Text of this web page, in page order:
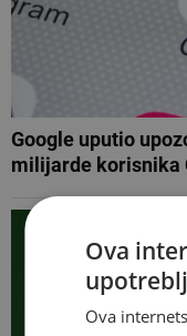
Google uputio
milijarde korisnika
Ova
Ova